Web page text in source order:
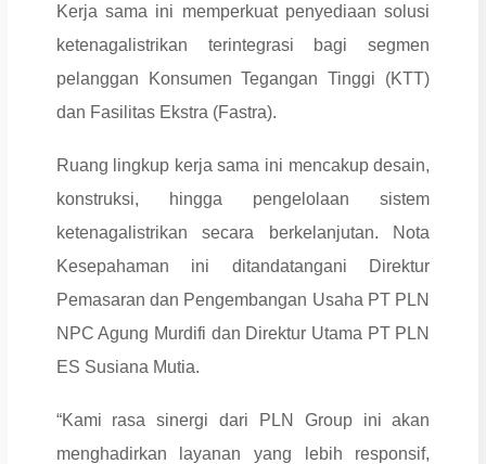
Kerja sama ini memperkuat penyediaan solusi
ketenagalistrikan terintegrasi bagi segmen
pelanggan Konsumen Tegangan Tinggi (KTT)
dan Fasilitas Ekstra (Fastra).
Ruang lingkup kerja sama ini mencakup desain,
konstruksi, hingga pengelolaan sistem
ketenagalistrikan secara berkelanjutan. Nota
Kesepahaman ini ditandatangani Direktur
Pemasaran dan Pengembangan Usaha PT PLN
NPC Agung Murdifi dan Direktur Utama PT PLN
ES Susiana Mutia.
“Kami rasa sinergi dari PLN Group ini akan
menghadirkan layanan yang lebih responsif,